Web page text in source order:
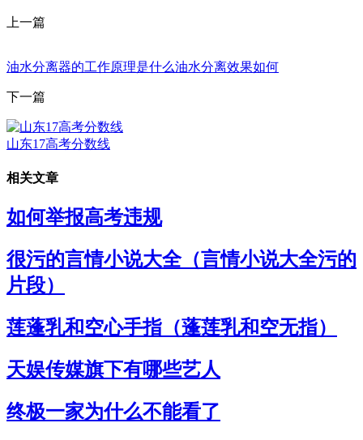
上一篇
油水分离器的工作原理是什么油水分离效果如何
下一篇
山东17高考分数线
相关文章
如何举报高考违规
很污的言情小说大全（言情小说大全污的
片段）
莲蓬乳和空心手指（蓬莲乳和空无指）
天娱传媒旗下有哪些艺人
终极一家为什么不能看了